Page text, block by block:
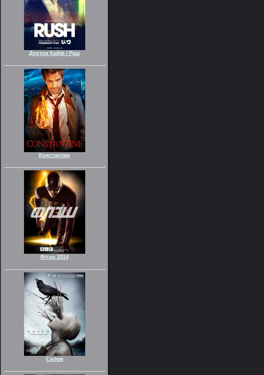
Доктор Кайф / Раш
Константин
Флэш 2014
Салем